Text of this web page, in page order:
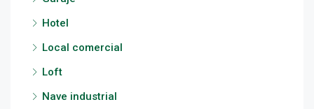
Hotel
Local comercial
Loft
Nave industrial